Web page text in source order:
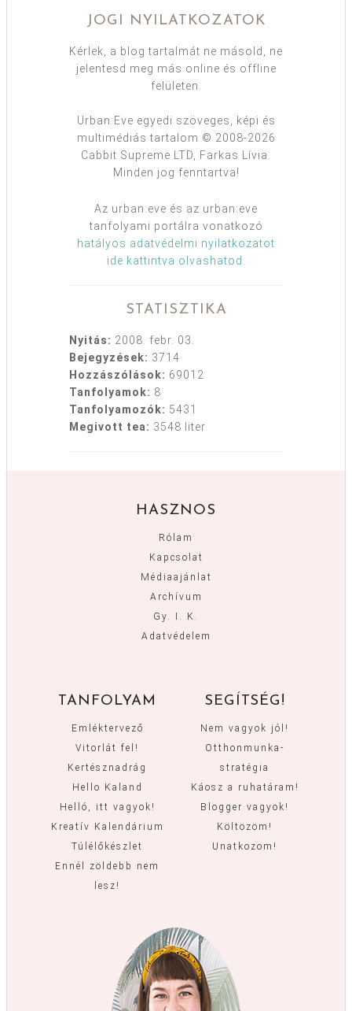
JOGI NYILATKOZATOK
Kérlek, a blog tartalmát ne másold, ne
jelentesd meg más online és offline
felületen.
Urban:Eve egyedi szöveges, képi és
multimédiás tartalom © 2008-2026
Cabbit Supreme LTD, Farkas Lívia.
Minden jog fenntartva!
Az urban:eve és az urban:eve
tanfolyami portálra vonatkozó
hatályos adatvédelmi nyilatkozatot
ide kattintva olvashatod
STATISZTIKA
Nyitás: 2008. febr. 03.
Bejegyzések: 3714
Hozzászólások: 69012
Tanfolyamok: 8
Tanfolyamozók: 5431
Megivott tea: 3548 liter
HASZNOS
Rólam
Kapcsolat
Médiaajánlat
Archívum
Gy. I. K.
Adatvédelem
TANFOLYAM
Emléktervező
Vitorlát fel!
Kertésznadrág
Hello Kaland
Helló, itt vagyok!
Kreatív Kalendárium
Túlélőkészlet
Ennél zöldebb nem
lesz!
SEGÍTSÉG!
Nem vagyok jól!
Otthonmunka-
stratégia
Káosz a ruhatáram!
Blogger vagyok!
Költözöm!
Unatkozom!